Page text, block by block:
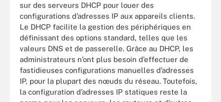
sur des serveurs DHCP pour louer des
configurations d’adresses IP aux appareils clients.
Le DHCP facilite la gestion des périphériques en
définissant des options standard, telles que les
valeurs DNS et de passerelle. Grâce au DHCP, les
administrateurs n’ont plus besoin d’effectuer de
fastidieuses configurations manuelles d’adresses
IP, pour la plupart des nœuds du réseau. Toutefois,
la configuration d’adresses IP statiques reste la